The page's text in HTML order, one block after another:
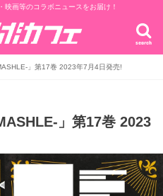
画等のコラボニュースをお届け！
search
」第17巻 2023年7月4日発売!
」第17巻 2023